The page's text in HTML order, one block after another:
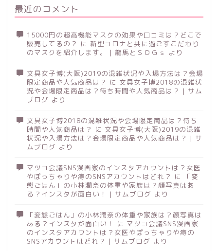
最近のコメント
15000円の超高機能マスクの効果や口コミは？どこで
販売してるの？ に 新型コロナと共に過ごすこだわり
のマスクを紹介します。 | 龍馬とＳＤＧｓ
より
文具女子博(大阪)2019の混雑状況や入場方法は？会場
限定商品や人気商品は？ に 文具女子博2018の混雑状
況や会場限定商品は？待ち時間や人気商品は？ | サム
ブログ より
文具女子博2018の混雑状況や会場限定商品は？待ち
時間や人気商品は？ に 文具女子博(大阪)2019の混雑
状況や入場方法は？会場限定商品や人気商品は？ | サ
ムブログ より
マツコ会議SNS漫画家のインスタアカウントは？女医
やぽっちゃりや痔のSNSアカウントはどれ？ に
「変
態ごはん」の小林潤奈の体重や家族は？顔写真はあ
る？インスタが面白い！ | サムブログ より
「変態ごはん」の小林潤奈の体重や家族は？顔写真は
ある？インスタが面白い！
に マツコ会議SNS漫画家
のインスタアカウントは？女医やぽっちゃりや痔の
SNSアカウントはどれ？ | サムブログ より